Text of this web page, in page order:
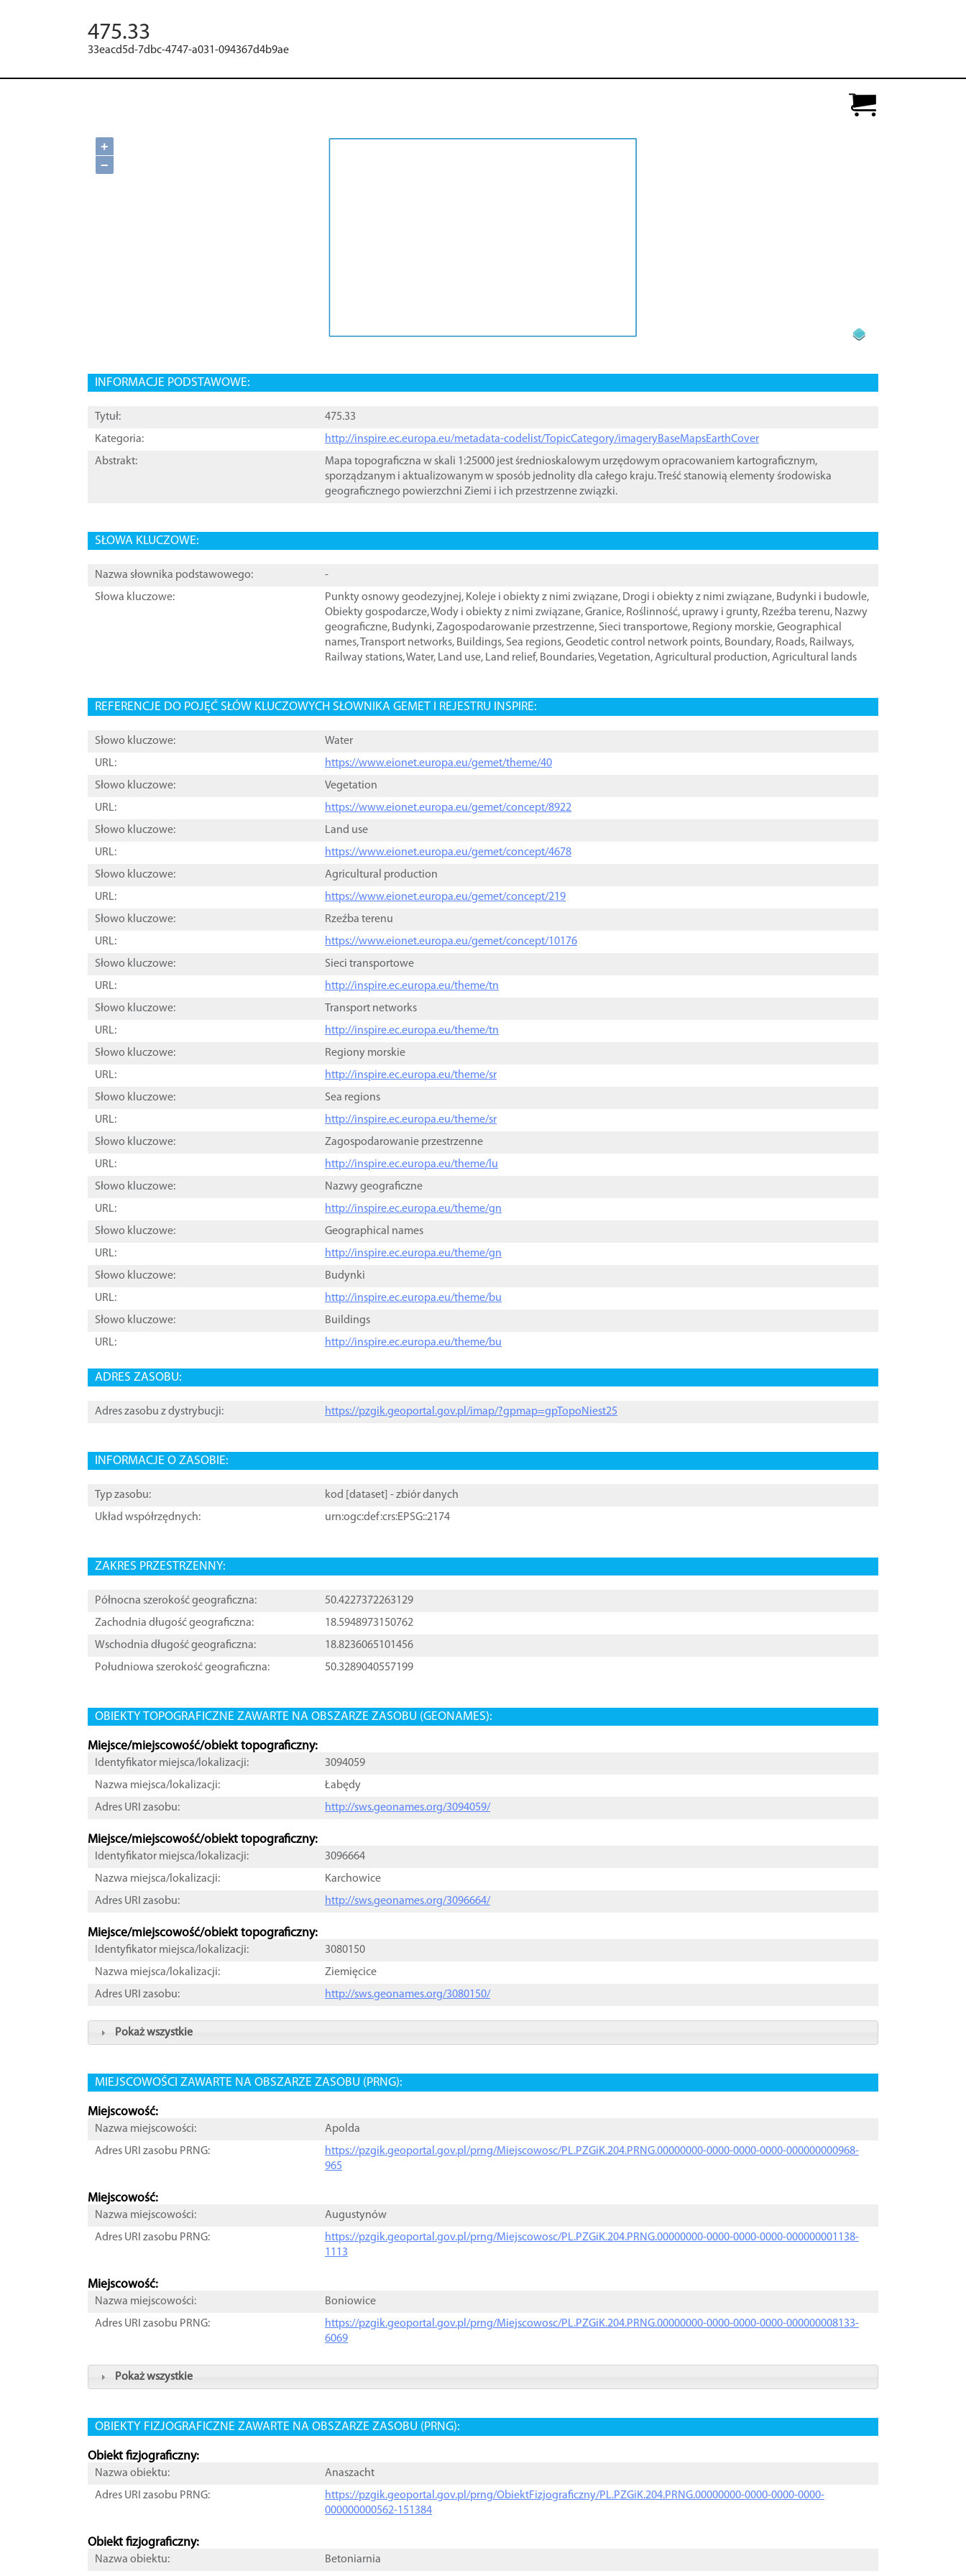
475.33
33eacd5d-7dbc-4747-a031-094367d4b9ae
+
−
INFORMACJE PODSTAWOWE:
Tytuł:
475.33
Kategoria:
http://inspire.ec.europa.eu/metadata-codelist/TopicCategory/imageryBaseMapsEarthCover
Abstrakt:
Mapa topograficzna w skali 1:25000 jest średnioskalowym urzędowym opracowaniem kartograficznym,
sporządzanym i aktualizowanym w sposób jednolity dla całego kraju. Treść stanowią elementy środowiska
geograficznego powierzchni Ziemi i ich przestrzenne związki.
SŁOWA KLUCZOWE:
Nazwa słownika podstawowego:
-
Słowa kluczowe:
Punkty osnowy geodezyjnej, Koleje i obiekty z nimi związane, Drogi i obiekty z nimi związane, Budynki i budowle,
Obiekty gospodarcze,Wody i obiekty z nimi związane,Granice, Roślinność, uprawy i grunty, Rzeźba terenu, Nazwy
geograficzne, Budynki,Zagospodarowanie przestrzenne, Sieci transportowe, Regiony morskie,Geographical
names,Transport networks, Buildings, Sea regions,Geodetic control network points, Boundary, Roads, Railways,
Railway stations,Water, Land use, Land relief, Boundaries,Vegetation,Agricultural production,Agricultural lands
REFERENCJE DO POJĘĆ SŁÓW KLUCZOWYCH SŁOWNIKA GEMET I REJESTRU INSPIRE:
Słowo kluczowe:
Water
URL:
https://www.eionet.europa.eu/gemet/theme/40
Słowo kluczowe:
Vegetation
URL:
https://www.eionet.europa.eu/gemet/concept/8922
Słowo kluczowe:
Land use
URL:
https://www.eionet.europa.eu/gemet/concept/4678
Słowo kluczowe:
Agricultural production
URL:
https://www.eionet.europa.eu/gemet/concept/219
Słowo kluczowe:
Rzeźba terenu
URL:
https://www.eionet.europa.eu/gemet/concept/10176
Słowo kluczowe:
Sieci transportowe
URL:
http://inspire.ec.europa.eu/theme/tn
Słowo kluczowe:
Transport networks
URL:
http://inspire.ec.europa.eu/theme/tn
Słowo kluczowe:
Regiony morskie
URL:
http://inspire.ec.europa.eu/theme/sr
Słowo kluczowe:
Sea regions
URL:
http://inspire.ec.europa.eu/theme/sr
Słowo kluczowe:
Zagospodarowanie przestrzenne
URL:
http://inspire.ec.europa.eu/theme/lu
Słowo kluczowe:
Nazwy geograficzne
URL:
http://inspire.ec.europa.eu/theme/gn
Słowo kluczowe:
Geographical names
URL:
http://inspire.ec.europa.eu/theme/gn
Słowo kluczowe:
Budynki
URL:
http://inspire.ec.europa.eu/theme/bu
Słowo kluczowe:
Buildings
URL:
http://inspire.ec.europa.eu/theme/bu
ADRES ZASOBU:
Adres zasobu z dystrybucji: https://pzgik.geoportal.gov.pl/imap/?gpmap=gpTopoNiest25
INFORMACJE O ZASOBIE:
Typ zasobu: kod [ dataset ] - zbiór danych
Układ współrzędnych:
urn:ogc:def:crs:EPSG::2174
ZAKRES PRZESTRZENNY:
Północna szerokość geograficzna:
50.4227372263129
Zachodnia długość geograficzna:
18.5948973150762
Wschodnia długość geograficzna:
18.8236065101456
Południowa szerokość geograficzna:
50.3289040557199
OBIEKTY TOPOGRAFICZNE ZAWARTE NA OBSZARZE ZASOBU (GEONAMES):
Miejsce/miejscowość/obiekt topograficzny:
Identyfikator miejsca/lokalizacji:
3094059
Nazwa miejsca/lokalizacji:
Łabędy
Adres URI zasobu:
http://sws.geonames.org/3094059/
Miejsce/miejscowość/obiekt topograficzny:
Identyfikator miejsca/lokalizacji:
3096664
Nazwa miejsca/lokalizacji:
Karchowice
Adres URI zasobu:
http://sws.geonames.org/3096664/
Miejsce/miejscowość/obiekt topograficzny:
Identyfikator miejsca/lokalizacji:
3080150
Nazwa miejsca/lokalizacji:
Ziemięcice
Adres URI zasobu:
http://sws.geonames.org/3080150/
Pokaż wszystkie
MIEJSCOWOŚCI ZAWARTE NA OBSZARZE ZASOBU (PRNG):
Miejscowość:
Nazwa miejscowości:
Apolda
Adres URI zasobu PRNG:
https://pzgik.geoportal.gov.pl/prng/Miejscowosc/PL.PZGiK.204.PRNG.00000000-0000-0000-0000-000000000968-
965
Miejscowość:
Nazwa miejscowości:
Augustynów
Adres URI zasobu PRNG:
https://pzgik.geoportal.gov.pl/prng/Miejscowosc/PL.PZGiK.204.PRNG.00000000-0000-0000-0000-000000001138-
1113
Miejscowość:
Nazwa miejscowości:
Boniowice
Adres URI zasobu PRNG:
https://pzgik.geoportal.gov.pl/prng/Miejscowosc/PL.PZGiK.204.PRNG.00000000-0000-0000-0000-000000008133-
6069
Pokaż wszystkie
OBIEKTY FIZJOGRAFICZNE ZAWARTE NA OBSZARZE ZASOBU (PRNG):
Obiekt fizjograficzny:
Nazwa obiektu:
Anaszacht
Adres URI zasobu PRNG:
https://pzgik.geoportal.gov.pl/prng/ObiektFizjograficzny/PL.PZGiK.204.PRNG.00000000-0000-0000-0000-
000000000562-151384
Obiekt fizjograficzny:
Nazwa obiektu: Betoniarnia